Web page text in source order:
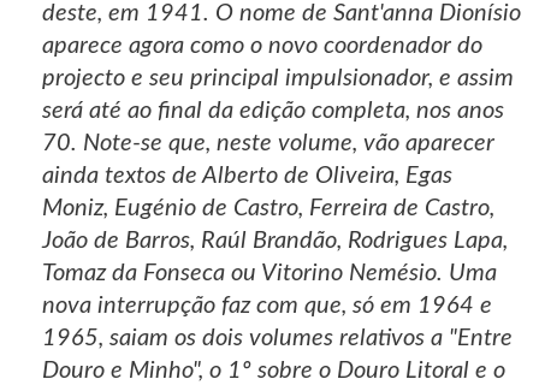
deste, em 1941. O nome de Sant'anna Dionísio
aparece agora como o novo coordenador do
projecto e seu principal impulsionador, e assim
será até ao final da edição completa, nos anos
70. Note-se que, neste volume, vão aparecer
ainda textos de Alberto de Oliveira, Egas
Moniz, Eugénio de Castro, Ferreira de Castro,
João de Barros, Raúl Brandão, Rodrigues Lapa,
Tomaz da Fonseca ou Vitorino Nemésio. Uma
nova interrupção faz com que, só em 1964 e
1965, saiam os dois volumes relativos a "Entre
Douro e Minho", o 1º sobre o Douro Litoral e o